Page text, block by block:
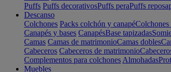
Puffs Puffs decorativosPuffs peraPuffs
Descanso
Colchones Packs colchón y canapéColchones
Canapés y bases CanapésBase tapizadas
Camas Camas de matrimonioCamas dobles
Cabeceros Cabeceros de matrimonio
Complementos para colchones Almohadas
Muebles